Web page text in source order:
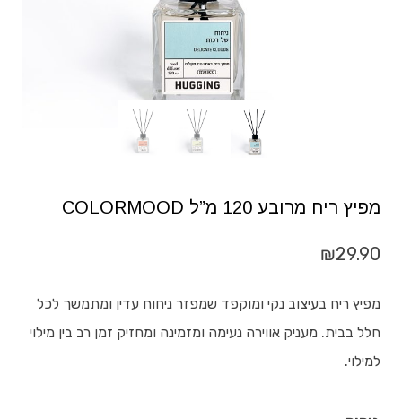
מפיץ ריח מרובע 120 מ”ל COLORMOOD
₪29.90
מפיץ ריח בעיצוב נקי ומוקפד שמפזר ניחוח עדין ומתמשך לכל
חלל בבית. מעניק אווירה נעימה ומזמינה ומחזיק זמן רב בין מילוי
למילוי.